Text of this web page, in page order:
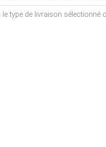
type de livraison